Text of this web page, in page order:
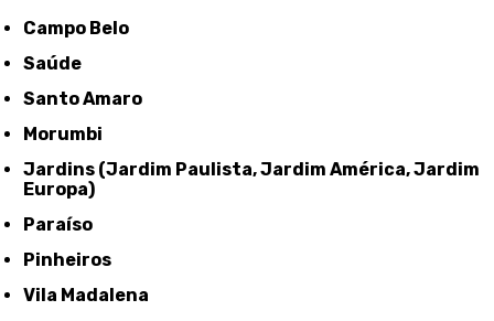
Campo Belo
Saúde
Santo Amaro
Morumbi
Jardins (Jardim Paulista, Jardim América, Jardim
Europa)
Paraíso
Pinheiros
Vila Madalena